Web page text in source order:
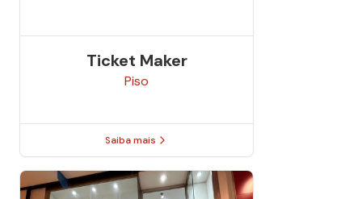
Ticket Maker
Piso
Saiba mais